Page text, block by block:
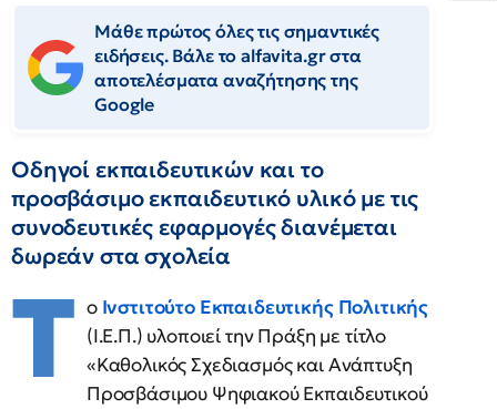
Μάθε πρώτος όλες τις σημαντικές
ειδήσεις. Βάλε το alfavita.gr στα
αποτελέσματα αναζήτησης της
Google
Οδηγοί εκπαιδευτικών και το
προσβάσιμο εκπαιδευτικό υλικό με τις
συνοδευτικές εφαρμογές διανέμεται
δωρεάν στα σχολεία
Τ οΙνστιτούτο Εκπαιδευτικής Πολιτικής
(Ι.Ε.Π.) υλοποιεί την Πράξη με τίτλο
«Καθολικός Σχεδιασμός και Ανάπτυξη
Προσβάσιμου Ψηφιακού Εκπαιδευτικού